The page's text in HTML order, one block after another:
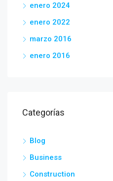
enero 2024
enero 2022
marzo 2016
enero 2016
Categorías
Blog
Business
Construction